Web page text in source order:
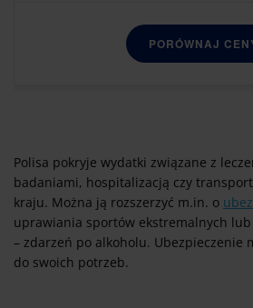
PORÓWNAJ
Polisa pokryje wydatki związane z
badaniami, hospitalizacją czy
kraju. Można ją rozszerzyć m.in. o
uprawiania sportów ekstremalnych lub
– zdarzeń po alkoholu. Ubezpieczenie
do swoich potrzeb.